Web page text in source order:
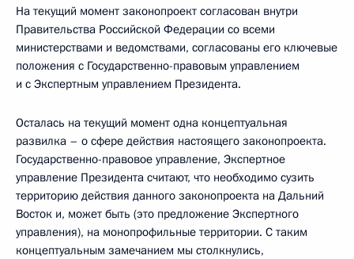
На текущий момент законопроект согласован внутри
Правительства Российской Федерации со всеми
министерствами и ведомствами, согласованы его ключевые
положения с Государственно-правовым управлением
и с Экспертным управлением Президента.
Осталась на текущий момент одна концептуальная
развилка – о сфере действия настоящего законопроекта.
Государственно-правовое управление, Экспертное
управление Президента считают, что необходимо сузить
территорию действия данного законопроекта на Дальний
Восток и, может быть (это предложение Экспертного
управления), на монопрофильные территории. С таким
концептуальным замечанием мы столкнулись,